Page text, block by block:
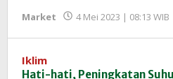
Market 4 Mei 2023 | 08:13 WIB
Iklim
Hati-hati, Peningkatan